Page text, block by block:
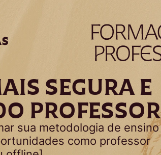
SEGURA E
PROFESSOR
sua metodologia de ensino
como professor